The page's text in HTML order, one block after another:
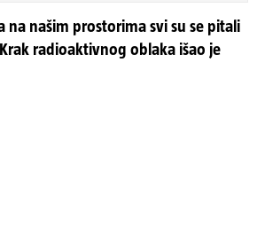
na našim prostorima svi su se pitali
radioaktivnog oblaka išao je